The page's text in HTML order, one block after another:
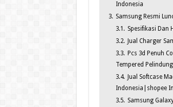
Indonesia
3. Samsung Resmi
3.1. Spesifikasi Dan
3.2.
Jual Charger
3.3. Pcs 3d Penuh
Tempered
3.4.
Jual Softcase
Indonesia|shopee
3.5. Samsung